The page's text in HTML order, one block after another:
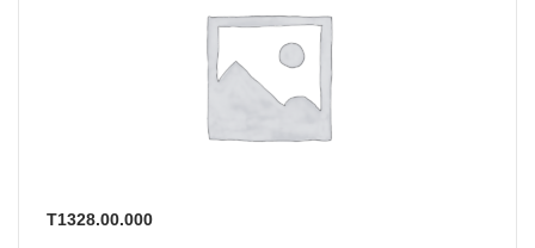
Т1328.00.000